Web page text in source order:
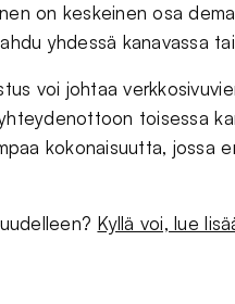
on keskeinen osa
yhdessä kanavassa
voi johtaa
toisessa
kokonaisuutta, jossa
Kyllä voi, lue